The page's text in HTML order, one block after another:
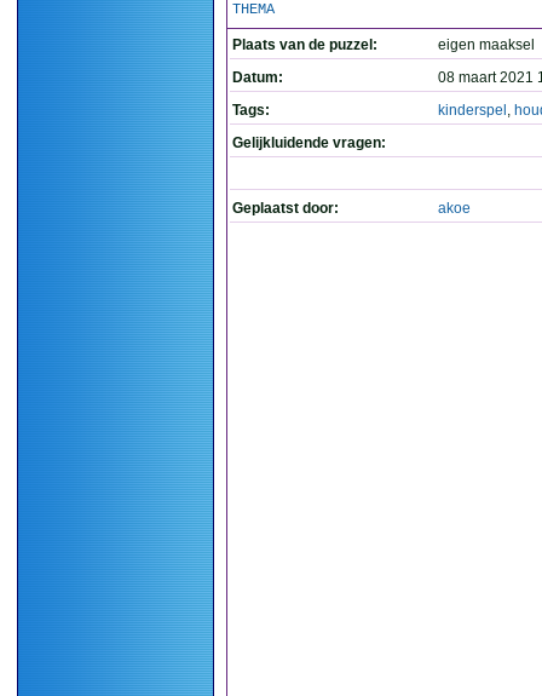
THEMA
Plaats van de puzzel:
eigen maaksel
Datum:
08 maart 2021
Tags:
kinderspel ,
Gelijkluidende vragen:
Geplaatst door: akoe